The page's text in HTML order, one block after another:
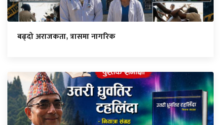
बढ्दो अराजकता, त्रासमा नागरिक